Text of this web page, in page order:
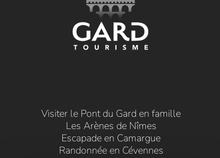
Visiter le Pont du Gard en famille
Les Arènes de Nîmes
Escapade en Camargue
Randonnée en Cévennes